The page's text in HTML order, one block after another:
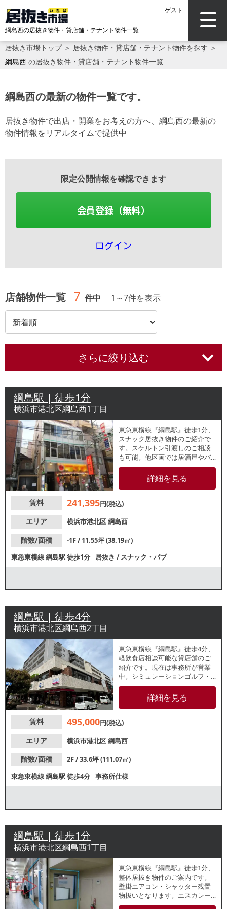
ゲスト
綱島西の居抜き物件・貸店舗・テナント物件一覧
居抜き市場トップ＞ 居抜き物件・貸店舗・テナント物件を探す ＞
綱島西 の居抜き物件・貸店舗・テナント物件一覧
綱島西の最新の物件一覧です。
居抜き物件で出店・開業をお考えの方へ、綱島西の最新の
物件情報をリアルタイムで提供中
限定公開情報を確認できます
会員登録（無料）
ログイン
店舗物件一覧 7 件中 1 ～7件を表示
さらに絞り込む
綱島駅 | 徒歩1分
横浜市港北区綱島西1丁目
東急東横線『綱島駅』徒歩1分、
スナック居抜き物件のご紹介で
す。スケルトン引渡しのご相談
も可能。他区画では居酒屋やバ
ー、スナックや美容室などが営
業中です。諸条件等、お気軽に
お問合せください。
詳細を見る
賃料 241,395円(税込)
エリア
横浜市港北区綱島西
階数/面積
-1F / 11.55坪 (38.19㎡)
東急東横線綱島駅徒歩1分 居抜き /スナック・パブ
綱島駅 | 徒歩4分
横浜市港北区綱島西2丁目
東急東横線『綱島駅』徒歩4分、
軽飲食店相談可能な貸店舗のご
紹介です。現在は事務所が営業
中。シミュレーションゴルフ・
リラクゼーションマッサージ店
の入居歴もございます。周辺は
でも飲食店等多くの店舗が盛業
地！業種等お気軽にお問合せく
詳細を見る
賃料 495,000円(税込)
エリア
横浜市港北区綱島西
階数/面積
2F / 33.6坪 (111.07㎡)
東急東横線綱島駅徒歩4分 事務所仕様
綱島駅 | 徒歩1分
横浜市港北区綱島西1丁目
東急東横線『綱島駅』徒歩1分、
整体居抜き物件のご案内です。
壁掛エアコン・シャッター残置
物扱いとなります。エスカレー
ター・エレベーター設備ありま